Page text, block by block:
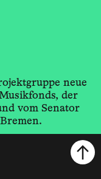
neue
der
vom Senator